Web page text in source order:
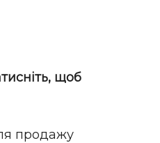
щоб
продажу